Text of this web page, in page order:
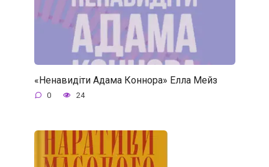
«Ненавидіти Адама Коннора» Елла Мейз
0 24